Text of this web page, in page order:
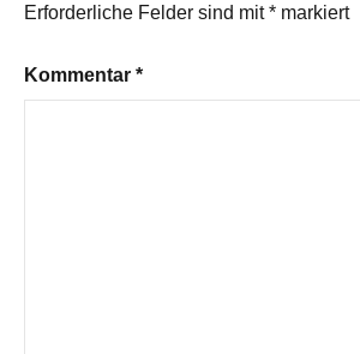
Erforderliche Felder sind mit* markiert
Kommentar *